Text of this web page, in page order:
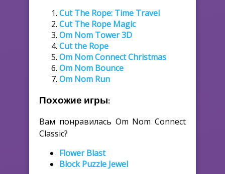
Cut The Rope: Time Travel
Cut The Rope Magic
Om Nom Tower 3D
Cut the Rope
Om Nom Connect Christmas
Om Nom Bounce
Om Nom Run
Похожие игры:
Вам понравилась Om Nom Connect
Classic?
Flower Blast
Block Puzzle Jewel